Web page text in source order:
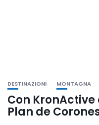
DESTINAZIONI MONTAGNA
Con
Plan de